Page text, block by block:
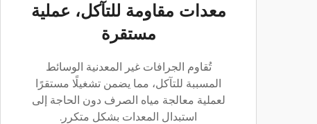
معدات مقاومة للتآكل، عملية
مستقرة
تُقاوم الجرافات غير المعدنية الوسائط
المسببة للتآكل، مما يضمن تشغيلًا مستقرًا
لعملية معالجة مياه الصرف دون الحاجة إلى
استبدال المعدات بشكل متكرر.